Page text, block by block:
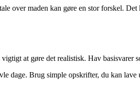
over maden kan gøre en stor forskel.
at gøre det realistisk. Hav
dage. Brug simple opskrifter, du kan